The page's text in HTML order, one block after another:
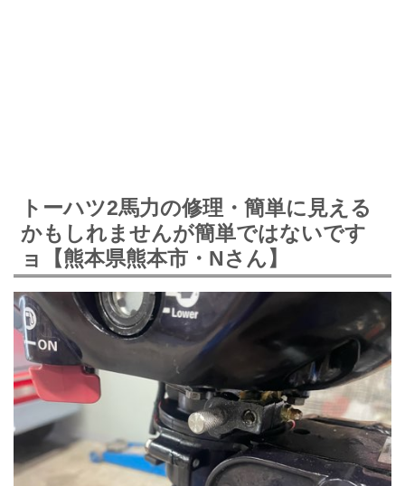
トーハツ2馬力の修理・簡単に見える
かもしれませんが簡単ではないです
ョ【熊本県熊本市・Nさん】